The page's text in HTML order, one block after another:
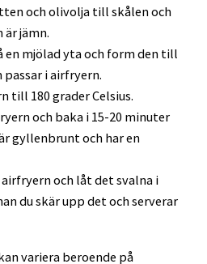
och olivolja till skålen och
jämn.
en mjölad yta och form den till
i airfryern.
till 180 grader Celsius.
och baka i 15-20 minuter
gyllenbrunt och har en
och låt det svalna i
du skär upp det och serverar
variera beroende på